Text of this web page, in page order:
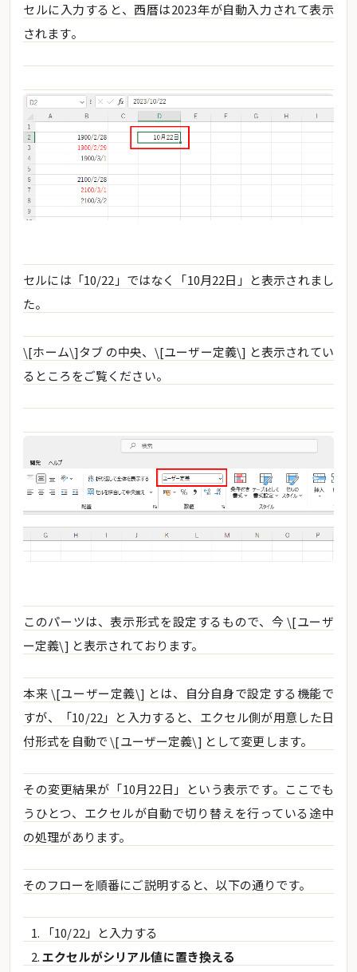
セルに入力すると、西暦は2023年が自動入力されて表示
されます。
セルには「10/22」ではなく「10月22日」と表示されまし
た。
\[ホーム\]タブ の中央、\[ユーザー定義\] と表示されてい
るところをご覧ください。
このパーツは、表示形式を設定するもので、今 \[ユーザ
ー定義\] と表示されております。
本来 \[ユーザー定義\] とは、自分自身で設定する機能で
すが、「10/22」と入力すると、エクセル側が用意した日
付形式を自動で \[ユーザー定義\] として変更します。
その変更結果が「10月22日」という表示です。ここでも
うひとつ、エクセルが自動で切り替えを行っている途中
の処理があります。
そのフローを順番にご説明すると、以下の通りです。
「10/22」と入力する
エクセルがシリアル値に置き換える